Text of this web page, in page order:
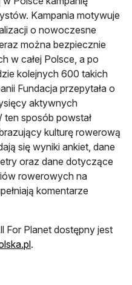
Kampania motywuje
o nowoczesne
można bezpiecznie
w całej Polsce, a po
kolejnych 600 takich
Fundacja przepytała o
aktywnych
ten sposób powstał
kulturę rowerową
się wyniki ankiet, dane
oraz dane dotyczące
rowerowych na
komentarze
For Planet dostępny jest
.